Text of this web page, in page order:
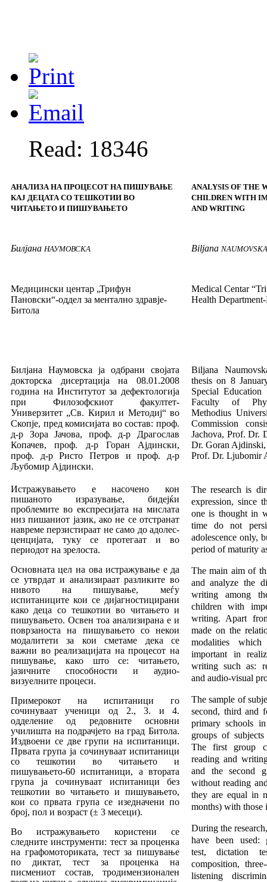
Read: 18346
АНАЛИЗА НА ПРОЦЕСОТ НА ПИШУВАЊЕ
КАЈ ДЕЦАТА СО ТЕШКОТИИ ВО
ЧИТАЊЕТО И ПИШУВАЊЕТО
Билјана НАУМОВСКА
Медицински центар „Трифун
Пановски“-оддел за ментално здравје-
Битола
ANALYSIS OF THE
CHILDREN WITH
AND WRITING
Biljana NAUMOVSKA
Medical Centar“
Health Department
Билјана Наумовска ја одбрани својата
док­тор­ска дисертација на 08.01.2008
година на Инсти­ту­тот за дефектологија
при Филозофскиот факултет-
Универзитет „Св. Кирил и Методиј“ во
Скопје, пред комисијата во состав: проф.
д-р Зо­ра Јачова, проф. д-р Драгослав
Копачев, проф. д-р Горан Ајдински,
проф. д-р Ристо Петров и проф. д-р
Љубомир Ајдински.
Biljana
thesis on 8
Special Education
Faculty
of
Methodius
Commission
Jachova, Prof.Dr.
Dr. Goran Ajdinski
Prof. Dr. Ljubomir
Истражувањето е насочено кон
пишаното изра­зу­вање, бидејќи
проблемите во експресијата на мислата
низ пишаниот јазик, ако не се отстра­нат
навреме перзистираат не само до адолес­
цен­цијата, туку се протегаат и во
периодот на зрелоста.
Основната цел на ова истражување е да
се ут­вр­дат и анализираат разликите во
нивото на пи­шување, меѓу
испитаниците кои се дијагнос­ти­цирани
како деца со тешкотии во читањето и
пишувањето. Освен тоа анализирана е и
повр­за­носта на пишувањето со некои
модалитети за кои сметаме дека се
важни во реализацијата на процесот на
пишување, како што се: читањето,
јазичните способности и аудио-
визуелните процеси.
Примерокот на испитаници го
сочинуваат ученици од 2., 3. и 4.
одделение од редовните ос­новни
училишта на подрачјето на град Би­то­ла.
Издвоени се две групи на испитаници.
Пр­ва­та група ја сочинуваат испитаници
со теш­ко­тии во читањето и
пишувањето-60 испитаници, а втората
група ја сочинуваат испитаници без
тешкотии во читањето и пишувањето,
кои со првата група се изедначени по
број, пол и воз­раст (± 3 месеци).
Во истражувањето користени се
следните инс­тру­менти: тест за проценка
на графомото­ри­ка­та, тест за пишување
по диктат, тест за процен­ка на
писмениот состав, тродимензионален
The research is
expres­sion, since
one is thought in
time do not
adolescence only,
period of maturity
The main aim of
and analyze the
writing among
children with
writing. Apart
made on the
mo­dalities
important in
writing such as:
and audio-visual
The sample of
sec­ond, third and
primary schools
groups of
The first group
reading and
and the second
without reading
they are equal in
months) with those
During the
have been used:
test, dictation
composition,
listening